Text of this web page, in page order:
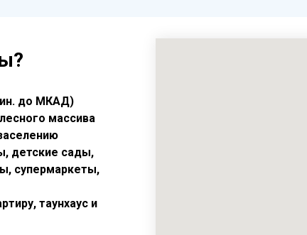
до МКАД)
массива
детские сады,
супермаркеты,
таунхаус и